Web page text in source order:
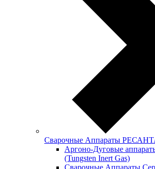
Сварочные Аппараты
Аргоно-Дуговые
(Tungsten Inert Gas)
Сварочные Аппараты